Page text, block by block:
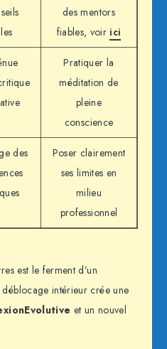
des mentors
fiables, voir ici
Pratiquer la
méditation de
pleine
conscience
des
Poser clairement
ses limites en
milieu
professionnel
est le ferment d’un
intérieur crée une
et un nouvel